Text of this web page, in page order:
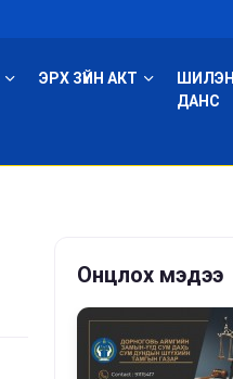
ЭРХ ЗҮЙН АКТ
ШИЛЭН
ДАНС
Онцлох мэдээ